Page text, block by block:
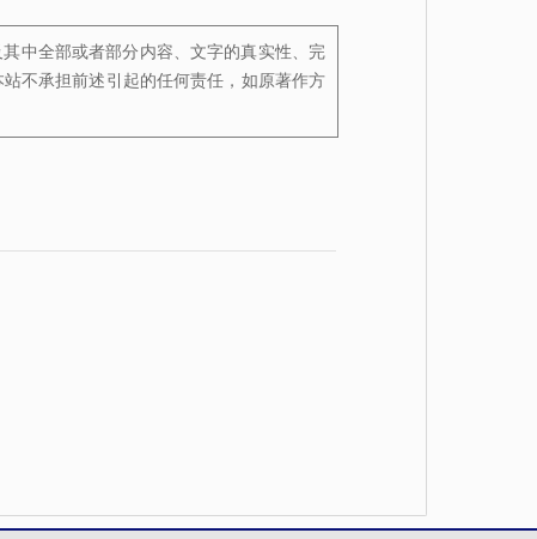
中全部或者部分内容、文字的真实性、完
不承担前述引起的任何责任，如原著作方